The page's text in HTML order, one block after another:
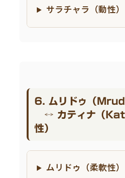
サラチャラ（動性）
6. ムリドゥ（
↔ カティナ（
性）
ムリドゥ（柔軟性）